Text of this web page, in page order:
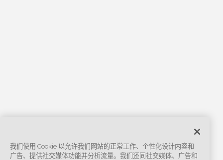
我们使用 Cookie 以允许我们网站的正常工作、个性化设计内容和
广告、提供社交媒体功能并分析流量。我们还同社交媒体、广告和